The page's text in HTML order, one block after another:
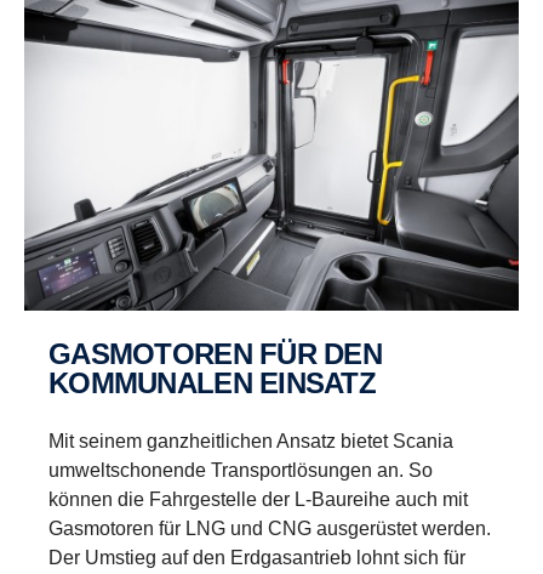
GASMO­TOREN FÜR DEN
KOMMU­NALEN EINSATZ
Mit seinem ganzheitlichen Ansatz bietet Scania
umweltschonende Transportlösungen an. So
können die Fahrgestelle der L-Baureihe auch mit
Gasmotoren für LNG und CNG ausgerüstet werden.
Der Umstieg auf den Erdgasantrieb lohnt sich für